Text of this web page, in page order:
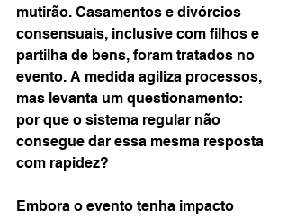
mutirão. Casamentos e divórcios
consensuais, inclusive com filhos e
partilha de bens, foram tratados no
evento. A medida agiliza processos,
mas levanta um questionamento:
por que o sistema regular não
consegue dar essa mesma resposta
com rapidez?
Embora o evento tenha impacto